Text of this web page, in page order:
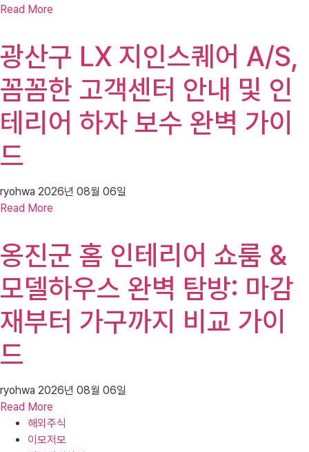
Read More
광산구 LX 지인스퀘어 A/S,
꼼꼼한 고객센터 안내 및 인
테리어 하자 보수 완벽 가이
드
ryohwa 2026년 08월 06일
Read More
옹진군 홈 인테리어 쇼룸 &
모델하우스 완벽 탐방: 마감
재부터 가구까지 비교 가이
드
ryohwa 2026년 08월 06일
Read More
해외주식
이모저모